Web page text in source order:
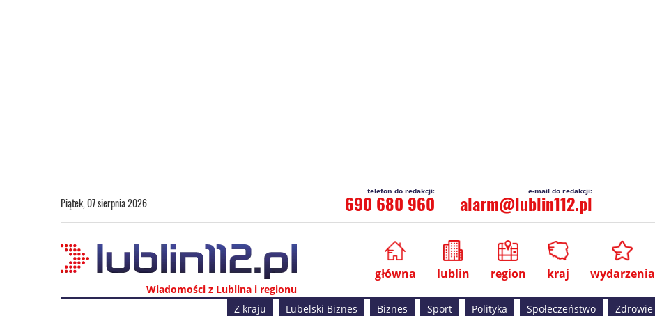
Piątek, 07 sierpnia 2026 690 680 960 alarm@lublin112.pl
Wiadomości z Lublina i regionu
główna lublin region kraj wydarzenia
Z kraju Lubelski Biznes Biznes Sport Polityka Społeczeństwo Zdrowie